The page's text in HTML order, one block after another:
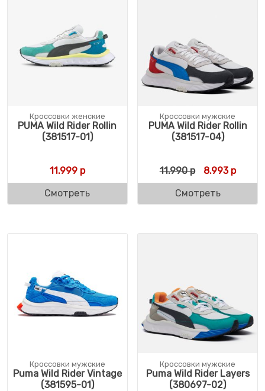
Кроссовки женские
PUMA Wild Rider Rollin
(381517-01)
11.999р
Смотреть
Кроссовки мужские
PUMA Wild Rider Rollin
(381517-04)
11.990р 8.993р
Смотреть
Кроссовки мужские
Puma Wild Rider Vintage
(381595-01)
Кроссовки мужские
Puma Wild Rider Layers
(380697-02)